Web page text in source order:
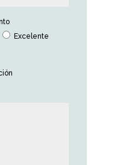
Excelente